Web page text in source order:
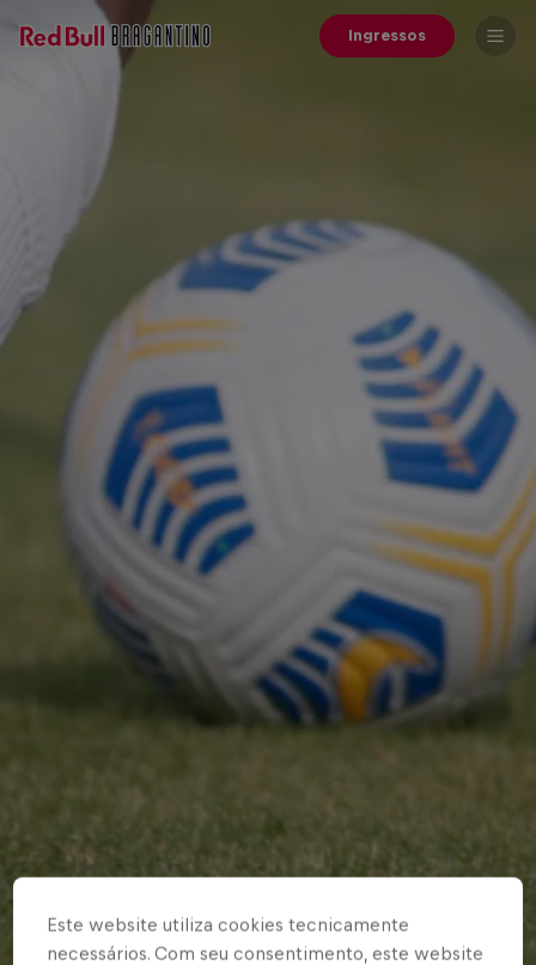
Ingressos
Este website utiliza cookies tecnicamente
necessários. Com seu consentimento, este website